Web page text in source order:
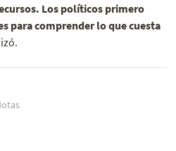
Los políticos primero
para comprender lo que cuesta